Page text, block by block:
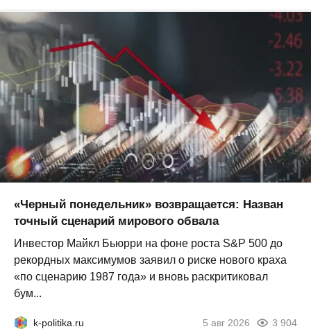
«Черный понедельник» возвращается: Назван
точный сценарий мирового обвала
Инвестор Майкл Бьюрри на фоне роста S&P 500 до
рекордных максимумов заявил о риске нового краха
«по сценарию 1987 года» и вновь раскритиковал
бум...
k-politika.ru 5 авг 2026 3 904